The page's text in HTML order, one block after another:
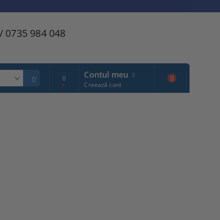
0735 984 048
0 Contul meu
Creează cont
0